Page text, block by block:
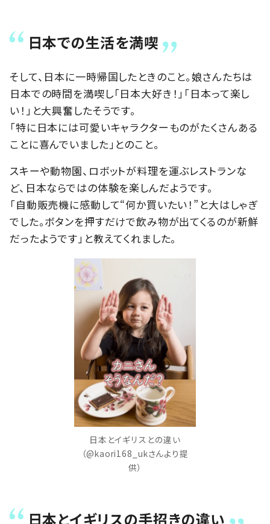
日本での生活を満喫
そして、日本に一時帰国したときのこと。娘さんたちは
日本での時間を満喫し「日本大好き！」「日本って楽し
い！」と大興奮したそうです。
「特に日本には可愛いキャラクターものがたくさんある
ことに喜んでいました」とのこと。
スキーや動物園、ロボットが料理を運ぶレストランな
ど、日本ならではの体験を楽しんだようです。
「自動販売機に感動して“何か買いたい！”と大はしゃぎ
でした。ボタンを押すだけで飲み物が出てくるのが新鮮
だったようです」と教えてくれました。
日本とイギリスとの違い
（@kaori168_ukさんより提
供）
日本とイギリスの手招きの違い